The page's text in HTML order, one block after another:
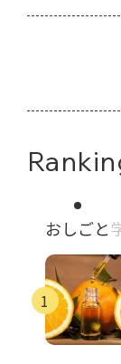
おしごと